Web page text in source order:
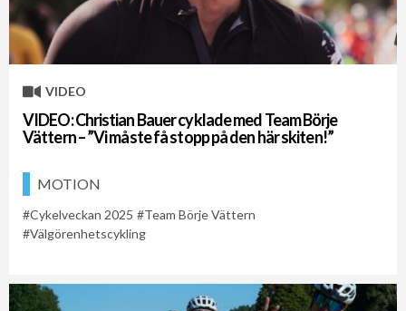
VIDEO
VIDEO: Christian Bauer cyklade med Team Börje
Vättern – ”Vi måste få stopp på den här skiten!”
MOTION
Cykelveckan 2025
Team Börje Vättern
Välgörenhetscykling